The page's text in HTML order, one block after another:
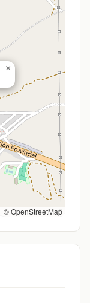
×
| © OpenStreetMap